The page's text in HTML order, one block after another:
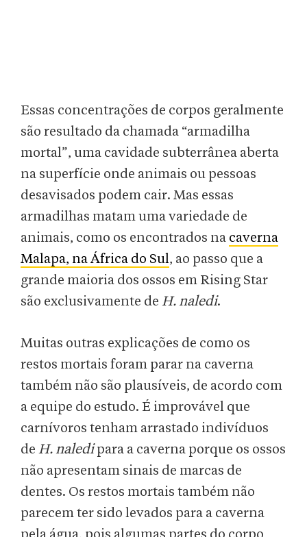
Essas concentrações de corpos geralmente
são resultado da chamada “armadilha
mortal”, uma cavidade subterrânea aberta
na superfície onde animais ou pessoas
desavisados podem cair. Mas essas
armadilhas matam uma variedade de
animais, como os encontrados na caverna
Malapa, na África do Sul, ao passo que a
grande maioria dos ossos em Rising Star
são exclusivamente de H. naledi.
Muitas outras explicações de como os
restos mortais foram parar na caverna
também não são plausíveis, de acordo com
a equipe do estudo. É improvável que
carnívoros tenham arrastado indivíduos
de H. naledipara a caverna porque os ossos
não apresentam sinais de marcas de
dentes. Os restos mortais também não
parecem ter sido levados para a caverna